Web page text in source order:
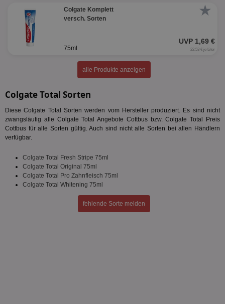
★
Colgate Komplett
versch. Sorten
UVP 1,69 €
75ml 22,53 € je Liter
alle Produkte anzeigen
Colgate Total Sorten
Diese Colgate Total Sorten werden vom Hersteller produziert. Es sind nicht
zwangsläufig alle Colgate Total Angebote Cottbus bzw. Colgate Total Preis
Cottbus für alle Sorten gültig. Auch sind nicht alle Sorten bei allen Händlern
verfügbar.
Colgate Total Fresh Stripe 75ml
Colgate Total Original 75ml
Colgate Total Pro Zahnfleisch 75ml
Colgate Total Whitening 75ml
fehlende Sorte melden
Unklassifizierte
Unbedingt erforderlich
Performance
Targeting
Unbedingt erforderliche Cookies ermöglichen
wesentliche Kernfunktionen der Website wie die
Benutzeranmeldung und die Kontoverwaltung.
Ohne die unbedingt erforderlichen Cookies kann die
Name
identifier
securitytoken
PHP.net
www.aktionspreis.de